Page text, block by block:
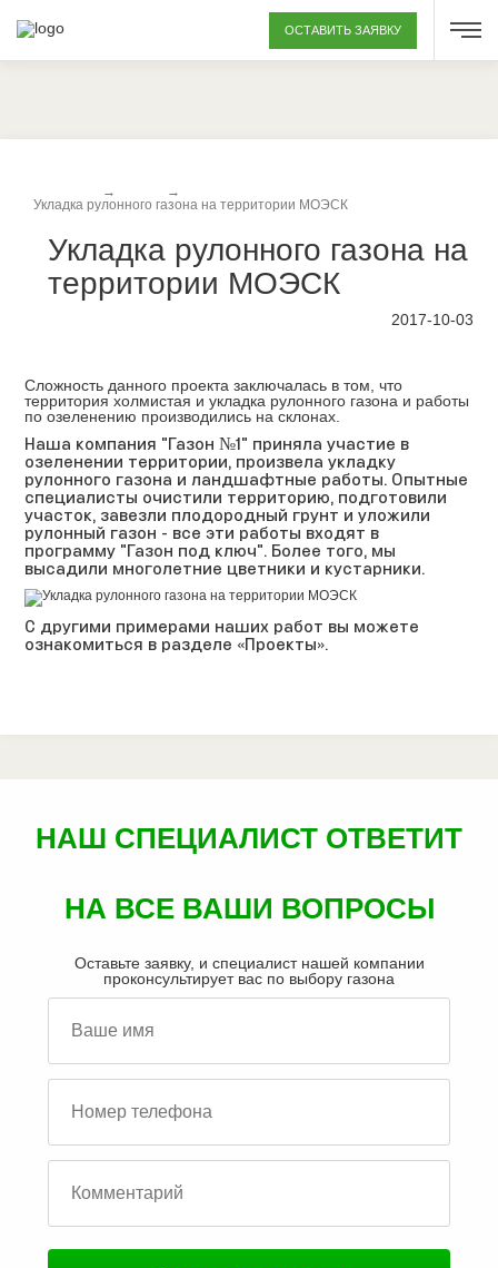
ОСТАВИТЬ ЗАЯВКУ
→
→
Укладка рулонного газона на территории МОЭСК
Укладка рулонного газона на
территории МОЭСК
2017-10-03
Сложность данного проекта заключалась в том, что
территория холмистая и укладка рулонного газона и работы
по озеленению производились на склонах.
Наша компания "Газон №1" приняла участие в
озеленении территории, произвела укладку
рулонного газона и ландшафтные работы. Опытные
специалисты очистили территорию, подготовили
участок, завезли плодородный грунт и уложили
рулонный газон - все эти работы входят в
программу "Газон под ключ". Более того, мы
высадили многолетние цветники и кустарники.
С другими примерами наших работ вы можете
ознакомиться в разделе «Проекты».
НАШ СПЕЦИАЛИСТ ОТВЕТИТ
НА ВСЕ ВАШИ ВОПРОСЫ
Оставьте заявку, и специалист нашей компании
проконсультирует вас по выбору газона